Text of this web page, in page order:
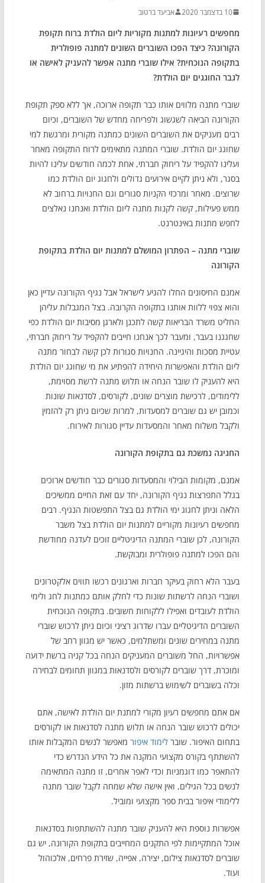
10 בדצמבר 2020 אביעד ברטוב
מחפשים רעיונות למתנות מקוריות ליום הולדת ברוח תקופת
הקורונה? כיצד הפכו השוברים השונים למתנה פופולרית
בתקופה הנוכחית? אילו שוברי מתנה אפשר להעניק לאישה או
לגבר החוגגים יום הולדת?
שוברי מתנה מלווים אותו כבר תקופה ארוכה, אך ללא ספק תקופת
הקורונה הביאה לשגשוג ולפריחה מחדש של השוברים, וכיום
רבים מעניקים את השוברים השונים כמתנה מקורית ומרגשת למי
שחוגג יום הולדת. שוברי המתנה מתאימים לרוח התקופה מאחר
ועלינו להקפיד על ריחוק חברתי, אחת לכמה חודשים עלינו להיות
בסגר, ולא ניתן לקיים אירועים גדולים ולחגוג יום הולדת כמו
שרוצים. מאחר ומרכזי הקניות סגורים וגם החנויות ברחוב לא
ממש פעילות, קשה לקנות מתנה ליום הולדת ואנחנו נאלצים
לחפש מתנות באינטרנט.
שוברי מתנה – הפתרון המושלם למתנות יום הולדת בתקופת
הקורונה
אמנם החיסונים החלו להגיע לישראל אבל נגיף הקורונה עדיין כאן
והוא צפוי ללוות אותנו בתקופה הקרובה. בצל המגבלות עליהן
החליט משרד הבריאות קשה לתכנן ולארגן מסיבות יום הולדת כפי
שחגגנו בעבר, ומעבר לכך אנחנו חייבים להקפיד על ריחוק חברתי,
עטיית מסכות והיגיינה. החנויות סגורות לכן קשה לבחור מתנה
ליום הולדת והאפשרות היחידה להפתיע את מי שחוגג יום הולדת
היא להעניק לו שובר הנחה או תלוש מתנה לרשת מסוימת,
ללימודים, לרכישת מוצרים שונים, לקורסים, לסדנאות שונות
וכמובן יש גם שוברים למסעדות, למרות שכיום ניתן רק להזמין
ולקבל משלוח מאחר והמסעדות עדיין סגורות לאירוח.
החגיגה נמשכת גם בתקופת הקורונה
אמנם, מקומות הבילוי והמסעדות סגורים כבר חודשים ארוכים
בגלל התפרצות נגיף הקורונה, יחד עם זאת החיים ממשיכים
הלאה וניתן לחגוג ימי הולדת גם בצל התפשטות הנגיף. רבים
מחפשים רעיונות מקוריים למתנות יום הולדת בצל משבר
הקורונה, לכן שוברי המתנה הדיגיטליים זוכים לעדנה מחודשת
והם הפכו למתנה פופולרית ומבוקשת.
בעבר הלא רחוק בעיקר חברות וארגונים רכשו תווים אלקטרונים
ושוברי הנחה לרשתות שונות כדי לחלק אותם כמתנות לחג ולימי
הולדת לעובדים ואפילו ללקוחות חשובים. בתקופה הנוכחית
השוברים הדיגיטליים עברו שדרוג רציני וכיום ניתן לרכוש שוברי
מתנה במחירים שונים ומשתלמים, כאשר יש מגוון רחב של
אפשרויות, החל משוברים המעניקים הנחה בכל קניה ברשת ידועה
ומוכרת, דרך שוברים לקורסים ולסדנאות במגוון תחומים לבחירה
וכלה בשוברים לשימוש ברשתות מזון.
אם אתם מחפשים רעיון מקורי למתנת יום הולדת לאישה, אתם
יכולים לרכוש שובר הנחה או תלוש מתנה לסדנאות או לקורסים
בתחום האיפור. שובר לימוד איפורמאפשר לנשים המקבלות אותו
להשתתף בקורס מקצועי המקנה את כל הידע הנדרש כדי
להתאפר כמו דוגמניות וכדי לאפר אחרים, זו מתנה המתאימה
לנשים בכל הגילים, ואין אישה שלא שמחה לקבל שובר מתנה
ללימודי איפור בבית ספר מקצועי ומוביל.
אפשרות נוספת היא להעניק שובר מתנה להשתתפות בסדנאות
אוכל המתקיימות לפי התקנים המחייבים בתקופת הקורונה, יש גם
שוברים לסדנאות צילום, יצירה, אפייה, שזירת פרחים, אלכוהול
ועוד.